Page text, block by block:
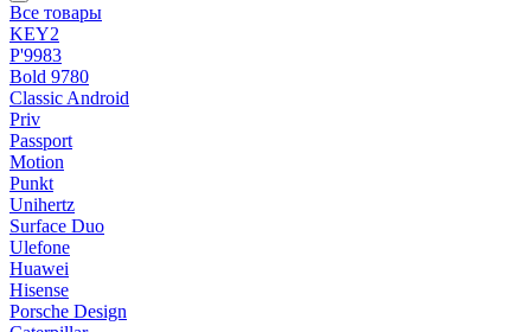
Все товары
KEY2
P'9983
Bold 9780
Classic Android
Priv
Passport
Motion
Punkt
Unihertz
Surface Duo
Ulefone
Huawei
Hisense
Porsche Design